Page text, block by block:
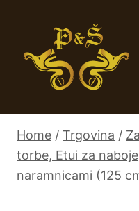
Home / Trgovina /
torbe, Etui za naboje
naramnicami (125